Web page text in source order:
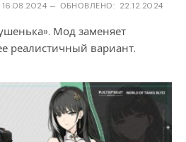
16.08.2024 ОБНОВЛЕНО: 22.12.2024
Мод заменяет
реалистичный вариант.